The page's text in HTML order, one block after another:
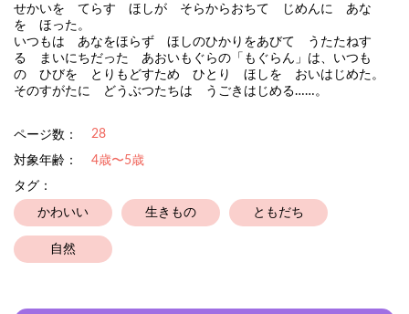
せかいを てらす ほしが そらからおちて じめんに あな
を ほった。
いつもは あなをほらず ほしのひかりをあびて うたたねす
る まいにちだった あおいもぐらの「もぐらん」は、いつも
の ひびを とりもどすため ひとり ほしを おいはじめた。
そのすがたに どうぶつたちは うごきはじめる……。
ページ数： 28
対象年齢：
4歳〜5歳
タグ：
かわいい 生きもの ともだち
自然